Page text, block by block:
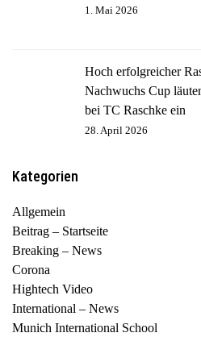
1. Mai 2026
Hoch erfolgreicher
Nachwuchs Cup
bei TC Raschke ein
28. April 2026
Kategorien
Allgemein
Beitrag – Startseite
Breaking – News
Corona
Hightech Video
International – News
Munich International School